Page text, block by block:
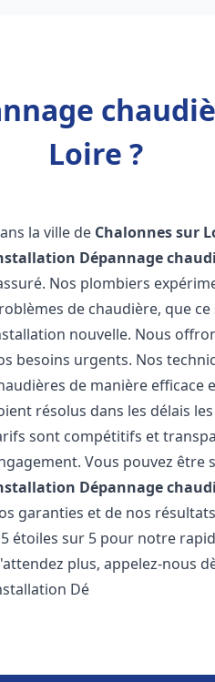
Loire ?
la ville de Chalonnes sur
Dépannage
Nos plombiers
de chaudière, que
nouvelle. Nous
besoins urgents. Nos
de manière efficace
résolus dans les délais
sont compétitifs et
Vous pouvez être
Dépannage
garanties et de nos
étoiles sur 5 pour notre
plus, appelez-nous
Dé